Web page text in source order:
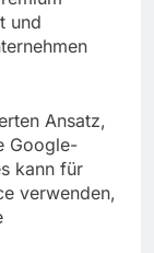
und
Ansatz,
Google-
kann für
verwenden,